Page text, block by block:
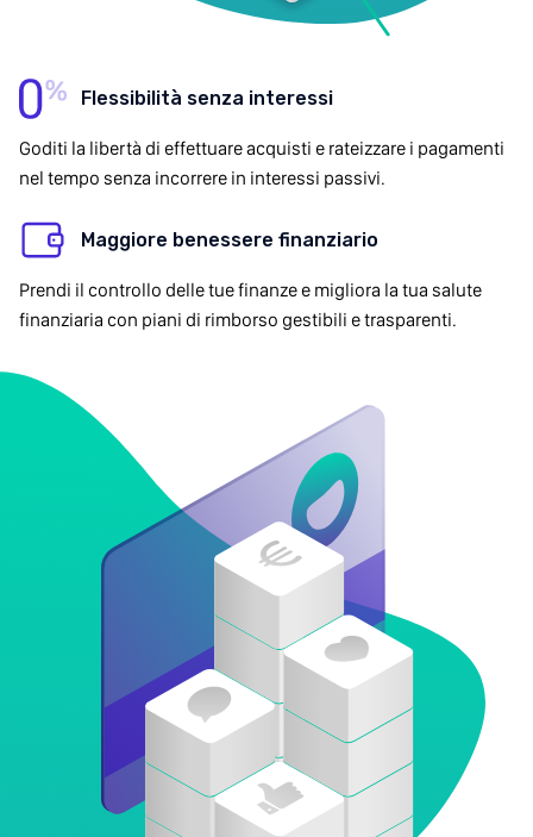
Flessibilità senza interessi
Goditi la libertà di effettuare acquisti e rateizzare i pagamenti
nel tempo senza incorrere in interessi passivi.
Maggiore benessere finanziario
Prendi il controllo delle tue finanze e migliora la tua salute
finanziaria con piani di rimborso gestibili e trasparenti.